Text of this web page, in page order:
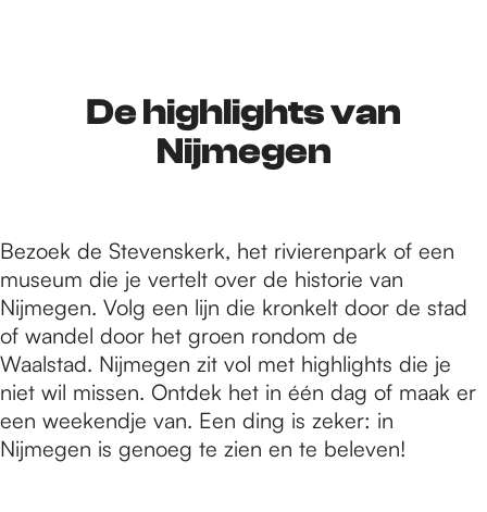
d
h
o
m
De highlights van
Nijmegen
Bezoek de Stevenskerk, het rivierenpark of een
museum die je vertelt over de historie van
Nijmegen. Volg een lijn die kronkelt door de stad
of wandel door het groen rondom de
Waalstad. Nijmegen zit vol met highlights die je
niet wil missen. Ontdek het in één dag of maak er
een weekendje van. Een ding is zeker: in
Nijmegen is genoeg te zien en te beleven!